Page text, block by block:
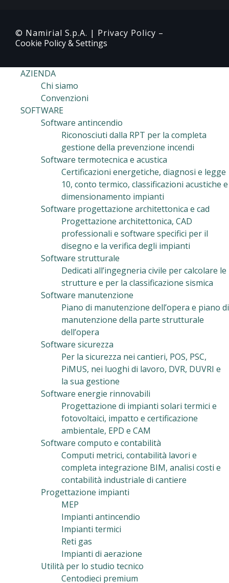
© Namirial S.p.A. | Privacy Policy –
Cookie Policy & Settings
AZIENDA
Chi siamo
Convenzioni
SOFTWARE
Software antincendio
Riconosciuti dalla RPT per la completa
gestione della prevenzione incendi
Software termotecnica e acustica
Certificazioni energetiche, diagnosi e legge
10, conto termico, classificazioni acustiche e
dimensionamento impianti
Software progettazione architettonica e cad
Progettazione architettonica, CAD
professionali e software specifici per il
disegno e la verifica degli impianti
Software strutturale
Dedicati all’ingegneria civile per calcolare le
strutture e per la classificazione sismica
Software manutenzione
Piano di manutenzione dell’opera e piano di
manutenzione della parte strutturale
dell’opera
Software sicurezza
Per la sicurezza nei cantieri, POS, PSC,
PiMUS, nei luoghi di lavoro, DVR, DUVRI e
la sua gestione
Software energie rinnovabili
Progettazione di impianti solari termici e
fotovoltaici, impatto e certificazione
ambientale, EPD e CAM
Software computo e contabilità
Computi metrici, contabilità lavori e
completa integrazione BIM, analisi costi e
contabilità industriale di cantiere
Progettazione impianti
MEP
Impianti antincendio
Impianti termici
Reti gas
Impianti di aerazione
Utilità per lo studio tecnico
Centodieci premium